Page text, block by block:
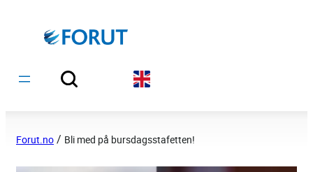
Forut.no / Bli med på bursdagsstafetten!